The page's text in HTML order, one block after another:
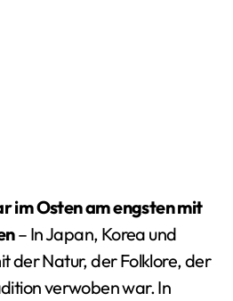
im Osten am engsten mit
– In Japan, Korea und
der Natur, der Folklore, der
verwoben war. In